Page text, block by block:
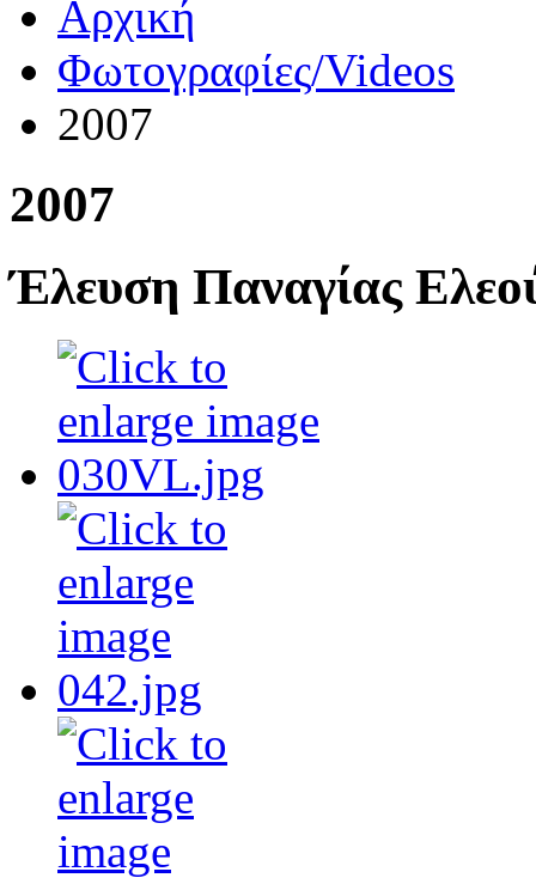
Αρχική
Φωτογραφίες/Videos
2007
2007
Έλευση Παναγίας